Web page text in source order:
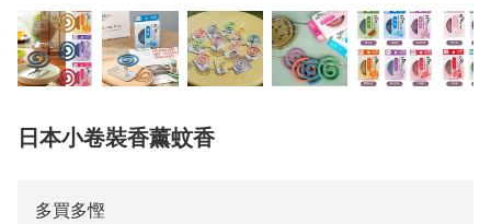
日本小卷裝香薰蚊香
多買多慳